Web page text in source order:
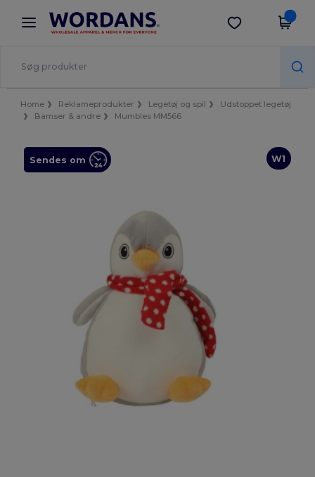
× Wordans-app
Bedre priser i appen!
Hent app
Home Reklameprodukter Legetøj og spil
Udstoppet legetøj
Bamser & andre
Mumbles MM566
W1
Sendes om